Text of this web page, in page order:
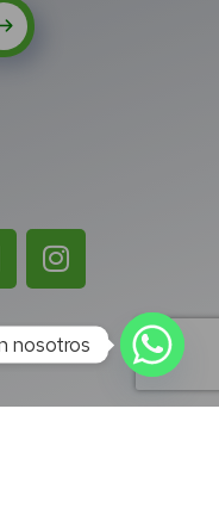
nosotros